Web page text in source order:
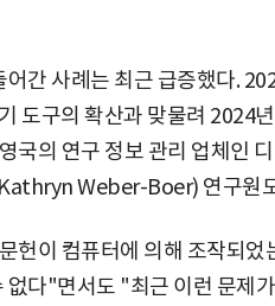
간 사례는 최근 급증했다.
도구의 확산과 맞물려 2024
국의 연구 정보 관리 업체인
Weber-Boer) 연구원
헌이 컴퓨터에 의해 조작되었
없다"면서도 "최근 이런 문제